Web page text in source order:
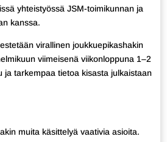
yhteistyössä JSM-toimikunnan ja
kanssa.
virallinen joukkuepikashakin
viimeisenä viikonloppuna 1–2
ja tarkempaa tietoa kisasta julkaistaan
muita käsittelyä vaativia asioita.